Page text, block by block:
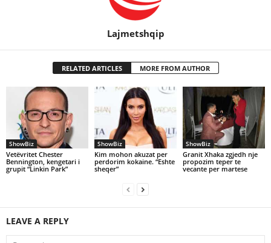
Lajmetshqip
RELATED ARTICLES MORE FROM AUTHOR
ShowBiz
Vetëvritet Chester
Bennington, kengetari i
grupit “Linkin Park”
ShowBiz
Kim mohon akuzat per
perdorim kokaine. “Eshte
sheqer”
ShowBiz
Granit Xhaka zgjedh nje
propozim teper te
vecante per martese
LEAVE A REPLY